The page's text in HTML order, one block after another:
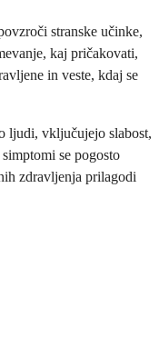
stranske učinke,
kaj pričakovati,
in veste, kdaj se
ljudi, vključujejo slabost,
se pogosto
zdravljenja prilagodi